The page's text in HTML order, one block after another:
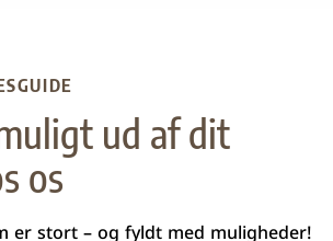
ud af dit
os
er stort – og fyldt med muligheder!